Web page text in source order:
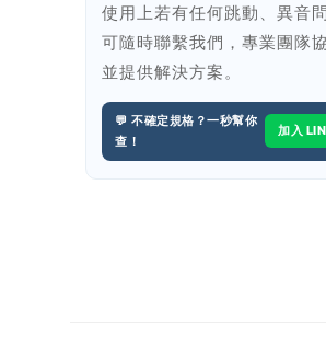
使用上若有任何跳動、異音
可隨時聯繫我們，專業團隊
並提供解決方案。
💬 不確定規格？一秒幫你
查！
加入